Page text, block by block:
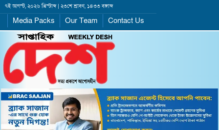
৭ই আগস্ট, ২০২৬ খ্রিস্টাব্দ | ২৩শে শ্রাবণ, ১৪৩৩ বঙ্গাব্দ
Media Packs Our Team Contact Us